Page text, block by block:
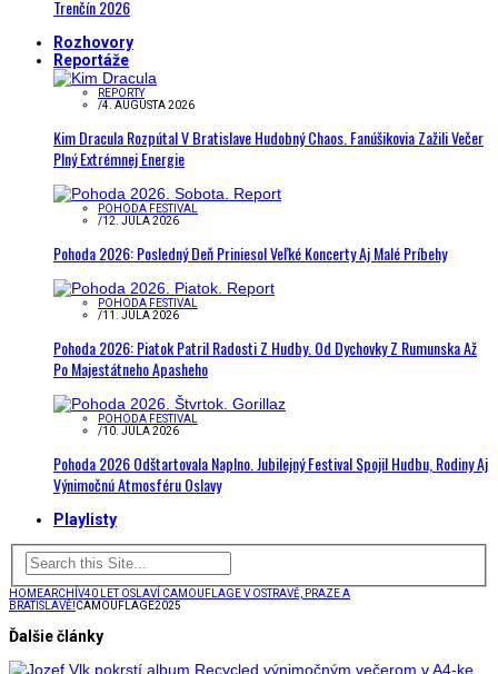
Trenčín 2026
Rozhovory
Reportáže
REPORTY
/4. AUGUSTA 2026
Kim Dracula Rozpútal V Bratislave Hudobný Chaos. Fanúšikovia Zažili Večer
Plný Extrémnej Energie
POHODA FESTIVAL
/12. JÚLA 2026
Pohoda 2026: Posledný Deň Priniesol Veľké Koncerty Aj Malé Príbehy
POHODA FESTIVAL
/11. JÚLA 2026
Pohoda 2026: Piatok Patril Radosti Z Hudby. Od Dychovky Z Rumunska Až
Po Majestátneho Apasheho
POHODA FESTIVAL
/10. JÚLA 2026
Pohoda 2026 Odštartovala Naplno. Jubilejný Festival Spojil Hudbu, Rodiny Aj
Výnimočnú Atmosféru Oslavy
Playlisty
HOMEARCHÍV40 LET OSLAVÍ CAMOUFLAGE V OSTRAVĚ, PRAZE A
BRATISLAVĚ!CAMOUFLAGE2025
Ďalšie články